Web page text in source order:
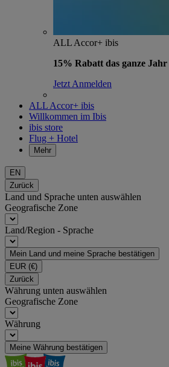
ALL Accor+ ibis
15% Rabatt das ganze Jahr
Jetzt Anmelden
ALL Accor+ ibis
Willkommen im Ibis
ibis store
Flug + Hotel
Mehr
EN
Zurück
Land und Sprache unten auswählen
Geografische Zone
Land/Region - Sprache
Mein Land und meine Sprache bestätigen
EUR (€)
Zurück
Währung unten auswählen
Geografische Zone
Währung
Meine Währung bestätigen